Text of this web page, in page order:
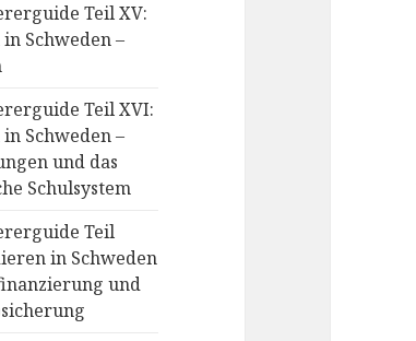
Teil XV:
Schweden –
Teil XVI:
Schweden –
und das
Schulsystem
Teil
in Schweden
und